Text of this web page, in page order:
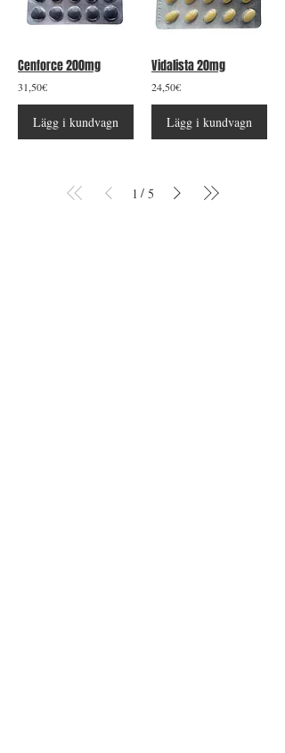
Cenforce 200mg
31,50€
Lägg i kundvagn
Vidalista 20mg
24,50€
Lägg i kundvagn
1 / 5